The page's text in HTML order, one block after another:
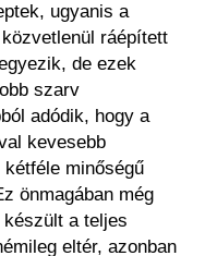
ugyanis a
ráépített
de ezek
szarv
adódik, hogy a
kevesebb
minőségű
önmagában még
a teljes
eltér, azonban